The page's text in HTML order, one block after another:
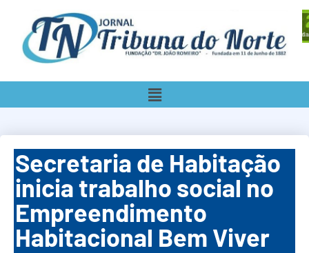
Secretaria de Habitação
inicia trabalho social no
Empreendimento
Habitacional Bem Viver